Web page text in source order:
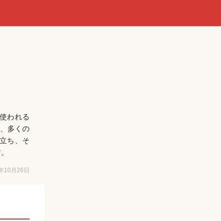
われる
多くの
ち、そ
10月26日